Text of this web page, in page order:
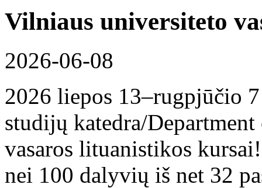
Vilniaus universiteto
2026-06-08
2026 liepos 13–rugpjūčio
studijų katedra/
vasaros lituanistikos
nei 100 dalyvių iš net 32